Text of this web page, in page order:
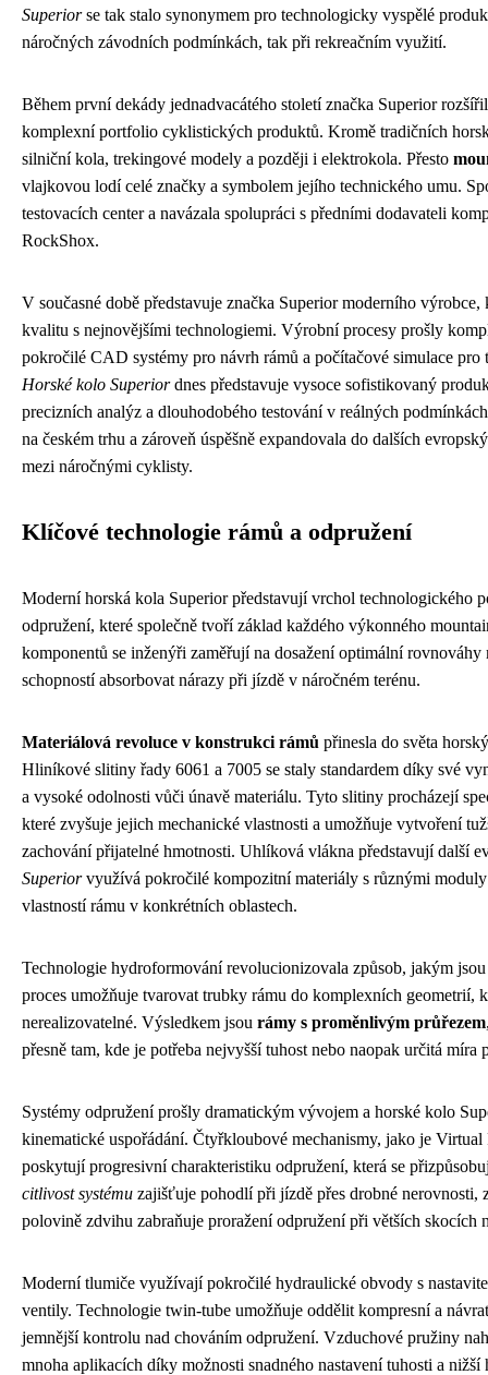
Superiorse tak stalo synonymem pro technologicky vyspělé
náročných závodních podmínkách, tak při rekreačním využití.
Během první dekády jednadvacátého století značka Superior
komplexní portfolio cyklistických produktů. Kromě tradičních
silniční kola, trekingové modely a později i elektrokola. Přesto
vlajkovou lodí celé značky a symbolem jejího technického umu.
testovacích center a navázala spolupráci s předními dodavateli
RockShox.
V současné době představuje značka Superior moderního
kvalitu s nejnovějšími technologiemi. Výrobní procesy prošly
pokročilé CAD systémy pro návrh rámů a počítačové simulace
Horské kolo Superiordnes představuje vysoce sofistikovaný
precizních analýz a dlouhodobého testování v reálných
na českém trhu a zároveň úspěšně expandovala do dalších
mezi náročnými cyklisty.
Klíčové technologie rámů a odpružení
Moderní horská kola Superior představují vrchol technologického
odpružení, které společně tvoří základ každého výkonného
komponentů se inženýři zaměřují na dosažení optimální rovnováhy
schopností absorbovat nárazy při jízdě v náročném terénu.
Materiálová revoluce v konstrukci rámů přinesla do světa
Hliníkové slitiny řady 6061 a 7005 se staly standardem díky své
a vysoké odolnosti vůči únavě materiálu. Tyto slitiny procházejí
které zvyšuje jejich mechanické vlastnosti a umožňuje vytvoření
zachování přijatelné hmotnosti. Uhlíková vlákna představují další
Superiorvyužívá pokročilé kompozitní materiály s různými
vlastností rámu v konkrétních oblastech.
Technologie hydroformování revolucionizovala způsob, jakým
proces umožňuje tvarovat trubky rámu do komplexních geometrií,
nerealizovatelné. Výsledkem jsou rámy s proměnlivým průřezem
přesně tam, kde je potřeba nejvyšší tuhost nebo naopak určitá
Systémy odpružení prošly dramatickým vývojem a horské kolo
kinematické uspořádání. Čtyřkloubové mechanismy, jako je
poskytují progresivní charakteristiku odpružení, která se
citlivost systému zajišťuje pohodlí při jízdě přes drobné nerovnosti,
polovině zdvihu zabraňuje proražení odpružení při větších skocích
Moderní tlumiče využívají pokročilé hydraulické obvody s
ventily. Technologie twin-tube umožňuje oddělit kompresní a
jemnější kontrolu nad chováním odpružení. Vzduchové pružiny
mnoha aplikacích díky možnosti snadného nastavení tuhosti a nižší